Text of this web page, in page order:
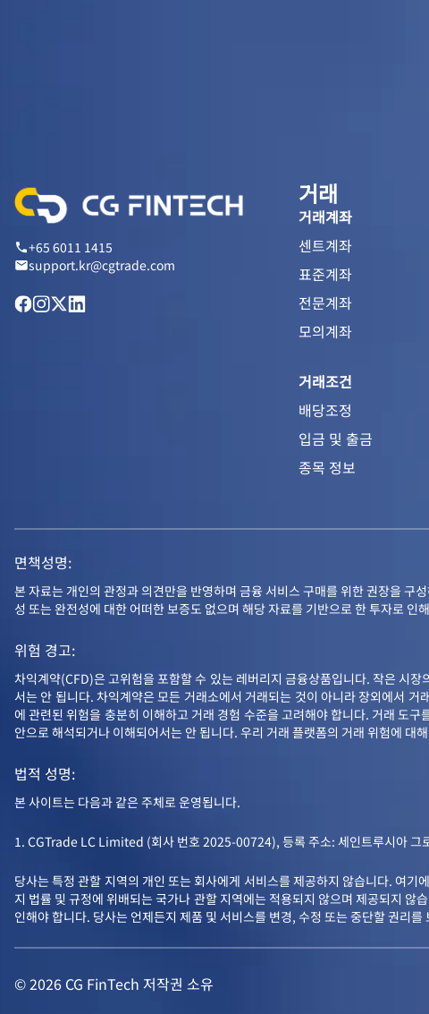
+65 6011 1415
support.kr@cgtrade.com
거래
거래계좌
센트계좌
표준계좌
전문계좌
모의계좌
거래조건
배당조정
입금 및 출금
종목 정보
면책성명:
본 자료는 개인의 관정과 의견만을 반영하며 금융 서비스 구매를 위한 권장을
성 또는 완전성에 대한 어떠한 보증도 없으며 해당 자료를 기반으로 한 투자로
위험 경고:
차익계약(CFD)은 고위험을 포함할 수 있는 레버리지 금융상품입니다. 작은 시
서는 안 됩니다. 차익계약은 모든 거래소에서 거래되는 것이 아니라 장외에서
에 관련된 위험을 충분히 이해하고 거래 경험 수준을 고려해야 합니다. 거래 도
안으로 해석되거나 이해되어서는 안 됩니다. 우리 거래 플랫폼의 거래 위험에 대
법적 성명:
본 사이트는 다음과 같은 주체로 운영됩니다.
1. CGTrade LC Limited (회사 번호 2025-00724), 등록 주소: 세인트루시아 그
당사는 특정 관할 지역의 개인 또는 회사에게 서비스를 제공하지 않습니다. 여
지 법률 및 규정에 위배되는 국가나 관할 지역에는 적용되지 않으며 제공되지
인해야 합니다. 당사는 언제든지 제품 및 서비스를 변경, 수정 또는 중단할 권리를
© 2026 CG FinTech 저작권 소유